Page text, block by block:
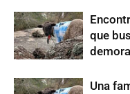
que
Una